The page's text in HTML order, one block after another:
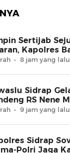
Sertijab
Kapolres
8 jam yang lalu
Sidrap
RS Nene
9 jam yang lalu
Sidrap
Polri Jaga